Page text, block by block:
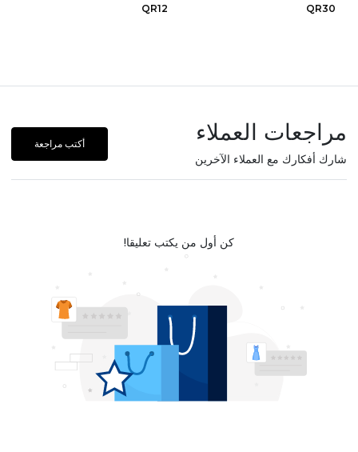
QR30
QR12
مراجعات العملاء
شارك أفكارك مع العملاء الآخرين
أكتب مراجعة
كن أول من يكتب تعليقا!